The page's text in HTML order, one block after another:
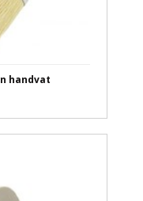
handvat